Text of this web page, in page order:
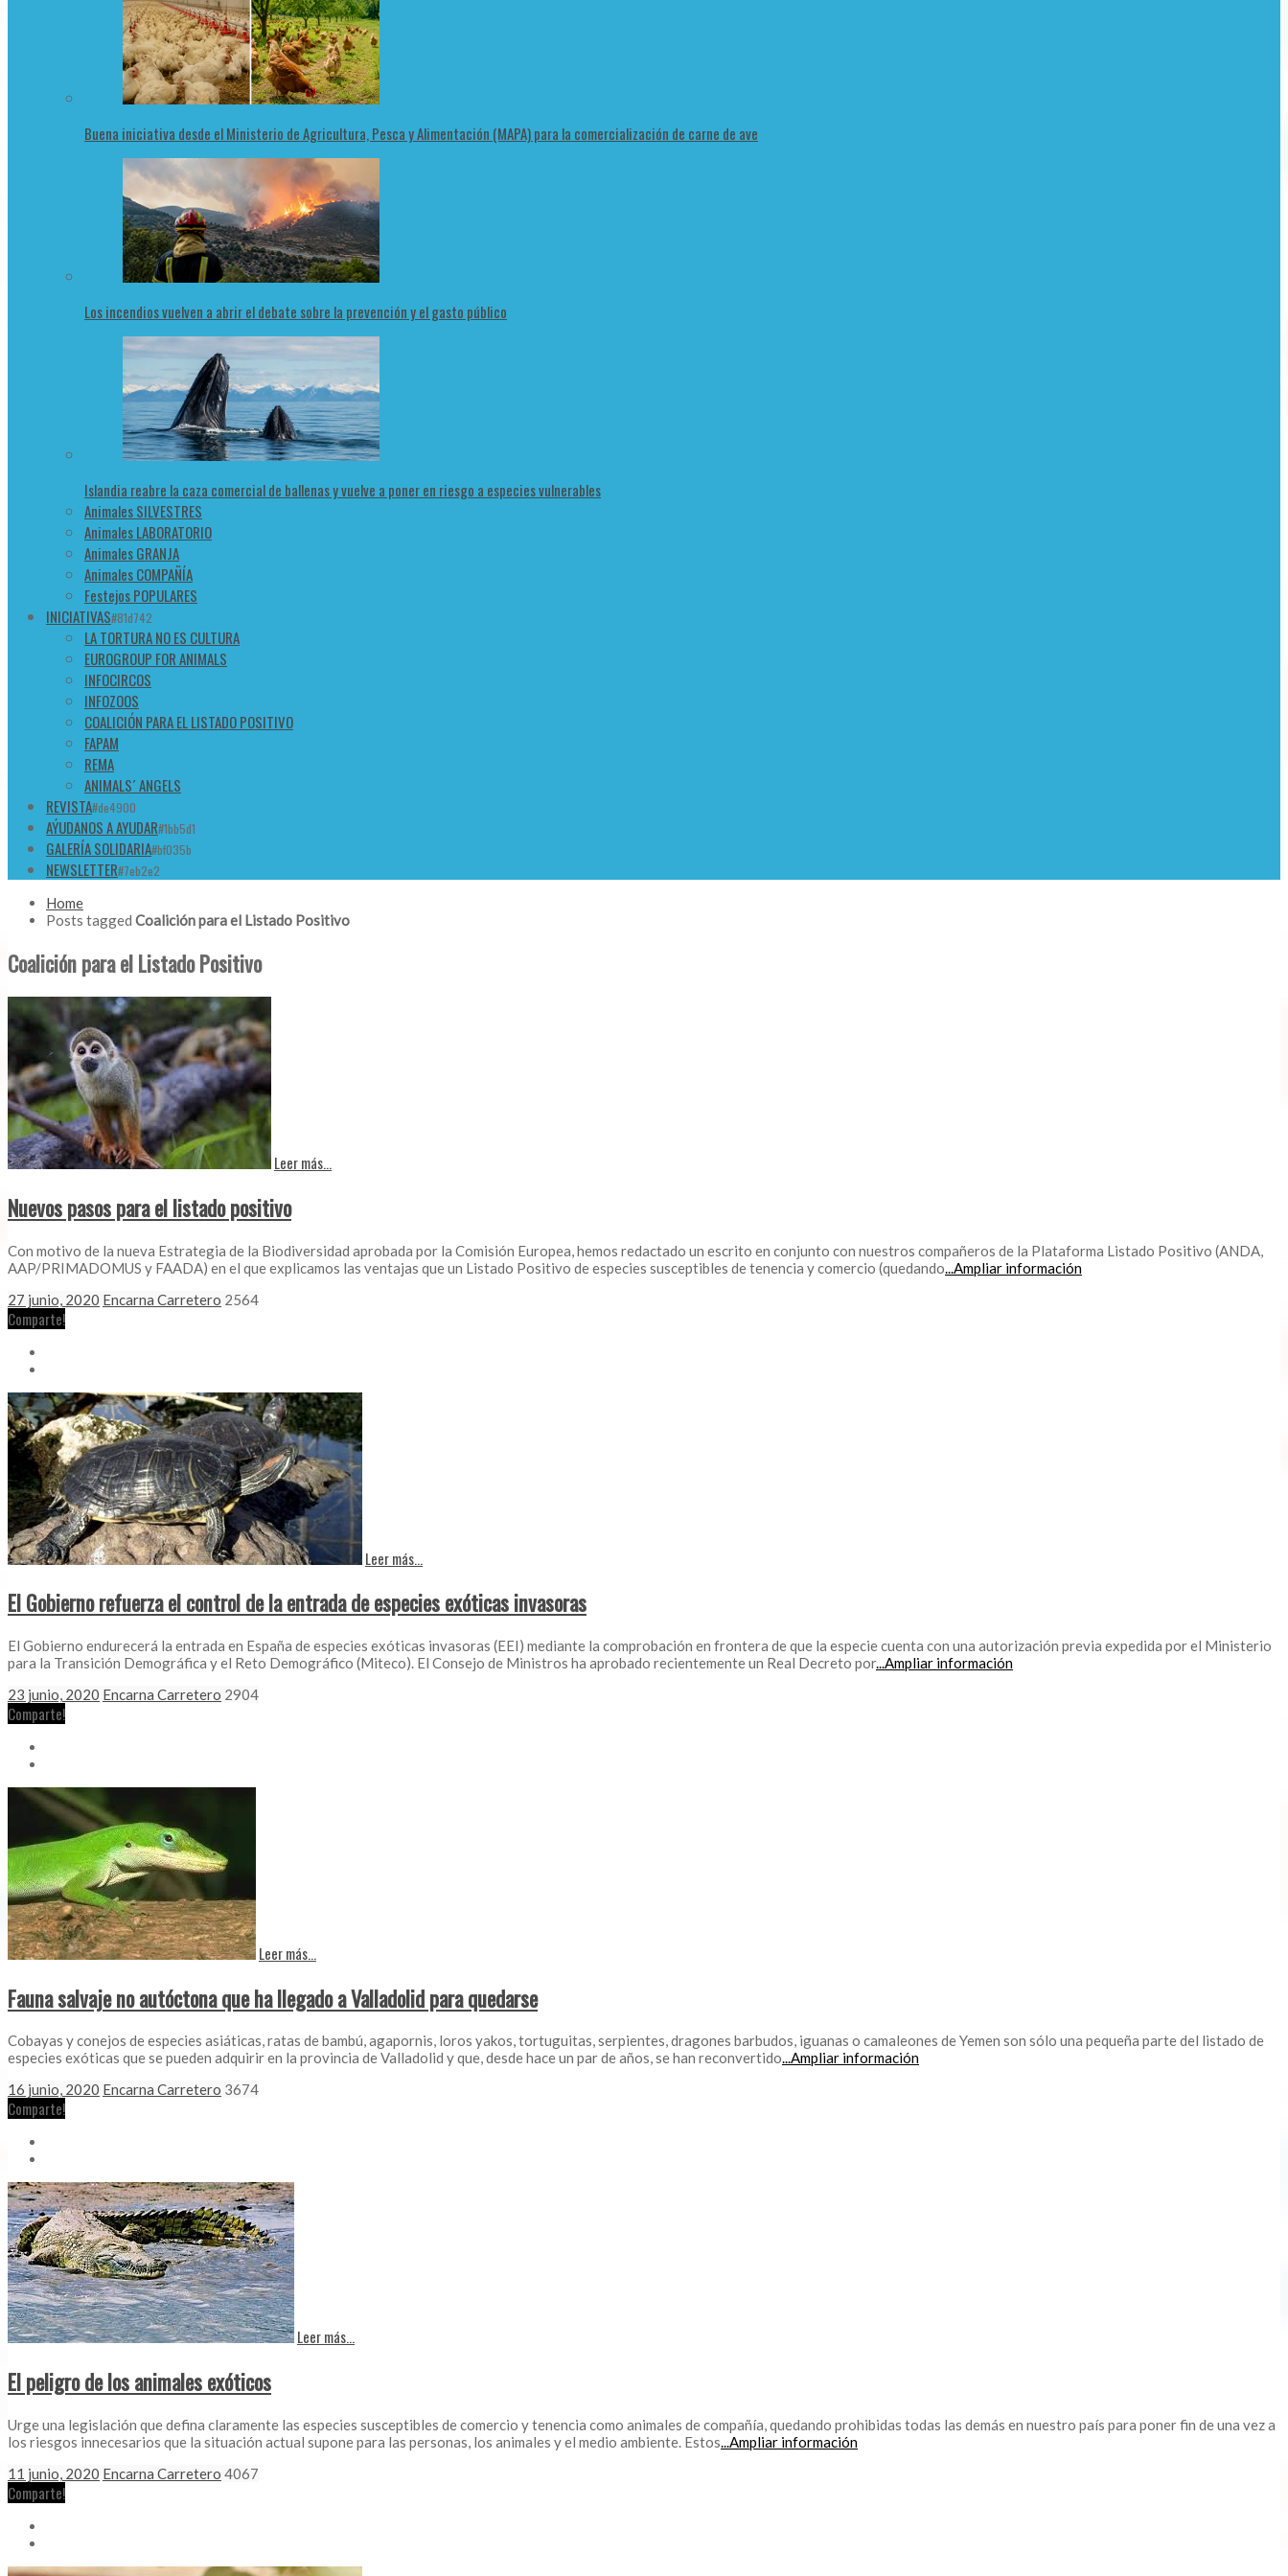
Buena iniciativa desde el Ministerio de Agricultura, Pesca y Alimentación (MAPA) para la comercialización de carne de ave
Los incendios vuelven a abrir el debate sobre la prevención y el gasto público
Islandia reabre la caza comercial de ballenas y vuelve a poner en riesgo a especies vulnerables
Animales SILVESTRES
Animales LABORATORIO
Animales GRANJA
Animales COMPAÑÍA
Festejos POPULARES
INICIATIVAS#81d742
LA TORTURA NO ES CULTURA
EUROGROUP FOR ANIMALS
INFOCIRCOS
INFOZOOS
COALICIÓN PARA EL LISTADO POSITIVO
FAPAM
REMA
ANIMALS´ ANGELS
REVISTA#de4900
AÝUDANOS A AYUDAR#1bb5d1
GALERÍA SOLIDARIA#bf035b
NEWSLETTER#7eb2e2
Home
Posts tagged Coalición para el Listado Positivo
Coalición para el Listado Positivo
Leer más...
Nuevos pasos para el listado positivo
Con motivo de la nueva Estrategia de la Biodiversidad aprobada por la Comisión Europea, hemos redactado un escrito en conjunto con nuestros compañeros de la Plataforma Listado Positivo (ANDA,
AAP/PRIMADOMUS y FAADA) en el que explicamos las ventajas que un Listado Positivo de especies susceptibles de tenencia y comercio (quedando...Ampliar información
27 junio, 2020 Encarna Carretero 2564
Comparte!
Leer más...
El Gobierno refuerza el control de la entrada de especies exóticas invasoras
El Gobierno endurecerá la entrada en España de especies exóticas invasoras (EEI) mediante la comprobación en frontera de que la especie cuenta con una autorización previa expedida por el Ministerio
para la Transición Demográfica y el Reto Demográfico (Miteco). El Consejo de Ministros ha aprobado recientemente un Real Decreto por...Ampliar información
23 junio, 2020 Encarna Carretero 2904
Comparte!
Leer más...
Fauna salvaje no autóctona que ha llegado a Valladolid para quedarse
Cobayas y conejos de especies asiáticas, ratas de bambú, agapornis, loros yakos, tortuguitas, serpientes, dragones barbudos, iguanas o camaleones de Yemen son sólo una pequeña parte del listado de
especies exóticas que se pueden adquirir en la provincia de Valladolid y que, desde hace un par de años, se han reconvertido...Ampliar información
16 junio, 2020 Encarna Carretero 3674
Comparte!
Leer más...
El peligro de los animales exóticos
Urge una legislación que defina claramente las especies susceptibles de comercio y tenencia como animales de compañía, quedando prohibidas todas las demás en nuestro país para poner fin de una vez a
los riesgos innecesarios que la situación actual supone para las personas, los animales y el medio ambiente. Estos...Ampliar información
11 junio, 2020 Encarna Carretero 4067
Comparte!